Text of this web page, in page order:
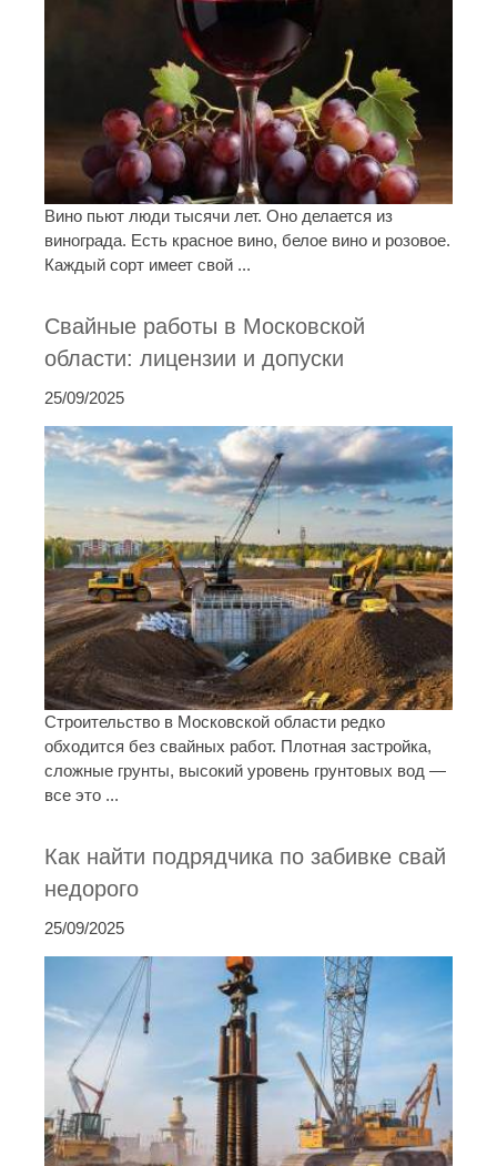
Вино пьют люди тысячи лет. Оно делается из
винограда. Есть красное вино, белое вино и розовое.
Каждый сорт имеет свой ...
Свайные работы в Московской
области: лицензии и допуски
25/09/2025
Строительство в Московской области редко
обходится без свайных работ. Плотная застройка,
сложные грунты, высокий уровень грунтовых вод —
все это ...
Как найти подрядчика по забивке свай
недорого
25/09/2025